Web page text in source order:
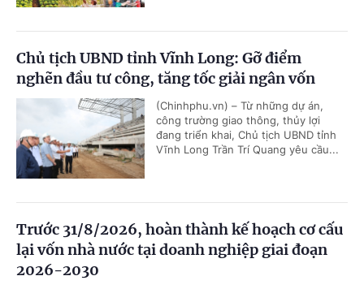
Chủ tịch UBND tỉnh Vĩnh Long: Gỡ điểm
nghẽn đầu tư công, tăng tốc giải ngân vốn
(Chinhphu.vn) – Từ những dự án,
công trường giao thông, thủy lợi
đang triển khai, Chủ tịch UBND tỉnh
Vĩnh Long Trần Trí Quang yêu cầu...
Trước 31/8/2026, hoàn thành kế hoạch cơ cấu
lại vốn nhà nước tại doanh nghiệp giai đoạn
2026-2030